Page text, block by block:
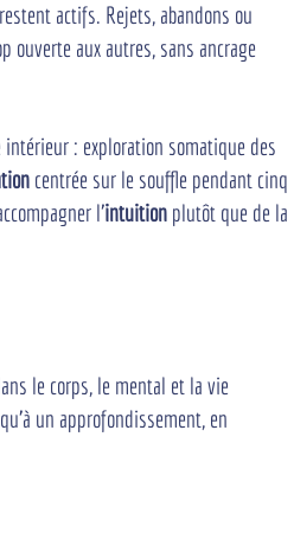
actifs. Rejets, abandons ou
aux autres, sans ancrage
: exploration somatique des
centrée sur le souffle pendant cinq
l'intuition plutôt que de la
le corps, le mental et la vie
un approfondissement, en